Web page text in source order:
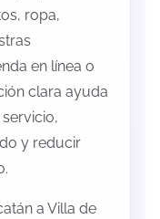
ropa,
en línea o
clara ayuda
y reducir
a Villa de